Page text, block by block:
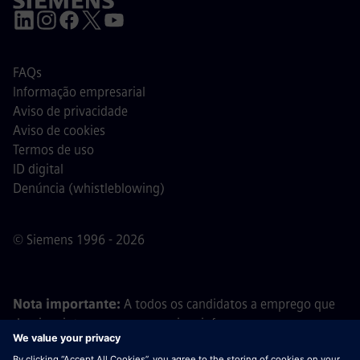
© Siemens 1996 - 2026
FAQs
Informação empresarial
Aviso de privacidade
Aviso de cookies
Termos de uso
ID digital
Denúncia (whistleblowing)
Nota importante: A todos os candidatos a emprego que
desejem integrar a nossa equipa, informamos que a
Siemens não solicita o pagamento de quaisquer taxas